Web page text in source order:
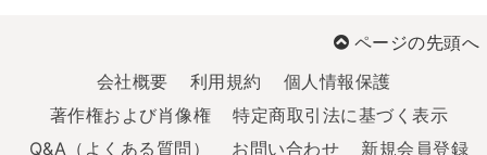
ページの先頭へ
会社概要
利用規約
個人情報保護
著作権および肖像権
特定商取引法に基づく表示
Q&A（よくある質問）
お問い合わせ 新規会員登録